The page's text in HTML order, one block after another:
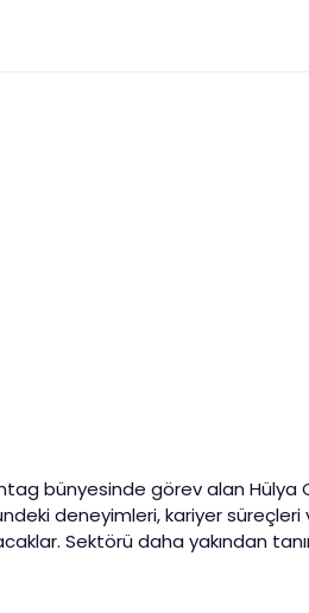
bünyesinde görev alan Hülya
deneyimleri, kariyer
Sektörü daha yakından